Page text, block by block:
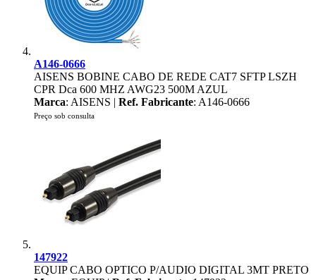
A146-0666
AISENS BOBINE CABO DE REDE CAT7 SFTP LSZH
CPR Dca 600 MHZ AWG23 500M AZUL
Marca: AISENS | Ref. Fabricante: A146-0666
Preço sob consulta
147922
EQUIP CABO OPTICO P/AUDIO DIGITAL 3MT PRETO